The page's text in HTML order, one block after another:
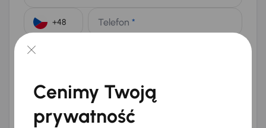
Telefon *
E-mail
Na numer telefonu (opcjonalnie)
Wyślij zapytanie
Cenimy Twoją
prywatność